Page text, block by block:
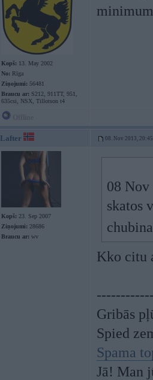
Kopš: 13. May 2002
No: Rīga
Ziņojumi: 56481
Braucu ar: S212, 911TT, 951,
635csi, NSX, Tillotson t4
Lafter 08. Nov 2013, 20:45
Kopš: 23. Sep 2007
Ziņojumi: 28686
Braucu ar: wv
08
skatos
Kko citu
Gribās
Spied
Spama
Jā! Man